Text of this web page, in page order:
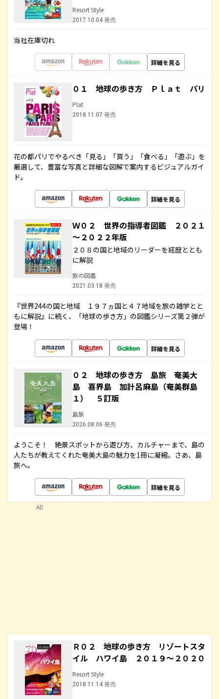
Resort Style
2017.10.04 発売
当社在庫切れ
詳細を見る
０１ 地球の歩き方 Ｐｌａｔ パリ
Plat
2018.11.07 発売
花の都パリでやるべき「見る」「買う」「食べる」「遊ぶ」を
厳選して、豊富な写真と詳細な図解で案内するビジュアルガイ
ド。
詳細を見る
Ｗ０２ 世界の指導者図鑑 ２０２１
～２０２２年版
２０８の国と地域のリーダーを経歴ととも
に解説
旅の図鑑
2021.03.18 発売
『世界244の国と地域 １９７ヵ国と４７地域を旅の雑学とと
もに解説』に続く、「地球の歩き方」の図鑑シリーズ第２弾が
登場！
詳細を見る
０２ 地球の歩き方 島旅 奄美大
島 喜界島 加計呂麻島（奄美群島
１） ５訂版
島旅
2026.08.06 発売
ようこそ！ 絶景スポットから遊び方、カルチャーまで、島の
人たちが教えてくれた奄美大島の魅力を1冊に凝縮。さあ、島
旅へ。
詳細を見る
Ｒ０２ 地球の歩き方 リゾートスタ
イル ハワイ島 ２０１９～２０２０
Resort Style
2018.11.14 発売
AD